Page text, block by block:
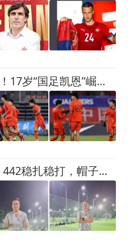
3场比赛3球2助攻！17岁“国足凯恩”崛起，天赋或超越武磊和王钰栋
河南丨报名火爆，442稳扎稳打，帽子戏法再现江湖！